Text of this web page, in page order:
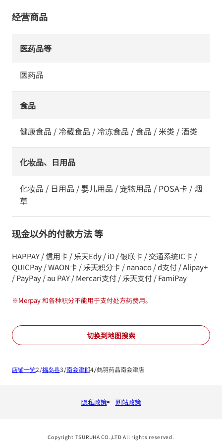
经营商品
医药品等
医药品
食品
健康食品 / 冷藏食品 / 冷冻食品 / 食品 / 米类 / 酒类
化妆品、日用品
化妆品 / 日用品 / 婴儿用品 / 宠物用品 / POSA卡 / 烟
草
现金以外的付款方法 等
HAPPAY / 信用卡 / 乐天Edy / iD / 银联卡 / 交通系统IC卡 /
QUICPay / WAON卡 / 乐天积分卡 / nanaco / d支付 / Alipay+
/ PayPay / au PAY / Mercari支付 / 乐天支付 / FamiPay
※Merpay 和各种积分不能用于支付处方药费用。
切换到地图搜索
店铺一览 福岛县 南会津郡 鹤羽药品南会津店
隐私政策 网站政策
Copyright TSURUHA CO.,LTD All rights reserved.